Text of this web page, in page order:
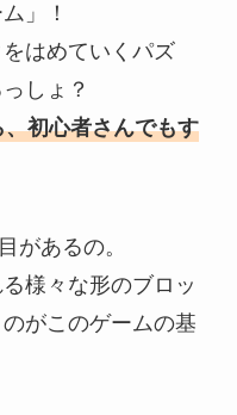
」！
はめていくパズ
しょ？
初心者さんでもす
があるの。
様々な形のブロッ
がこのゲームの基